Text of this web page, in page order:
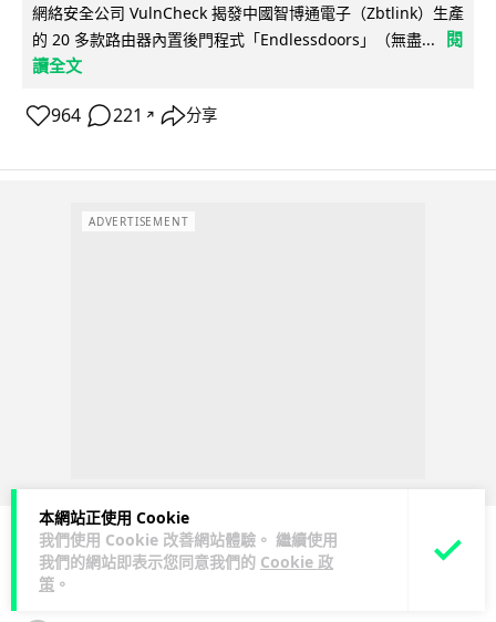
本網站正使用 Cookie
我們使用 Cookie 改善網站體驗。 繼續使用
我們的網站即表示您同意我們的 Cookie 政
策 。
網絡安全公司 VulnCheck 揭發中國智博通電子（Zbtlink）生產
的 20 多款路由器內置後門程式「Endlessdoors」（無盡...
閱
讀全文
964 221 ↗ 分享
ADVERTISEMENT
人工智能